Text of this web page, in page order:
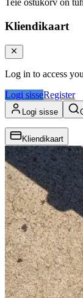
Teie ostukorv on
Kliendikaart
Log in to access
Logi sisseRegister
Logi sisse
Kliendikaart